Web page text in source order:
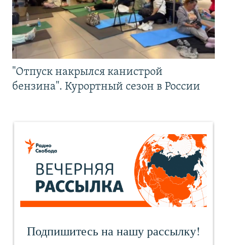
"Отпуск накрылся канистрой
бензина". Курортный сезон в России